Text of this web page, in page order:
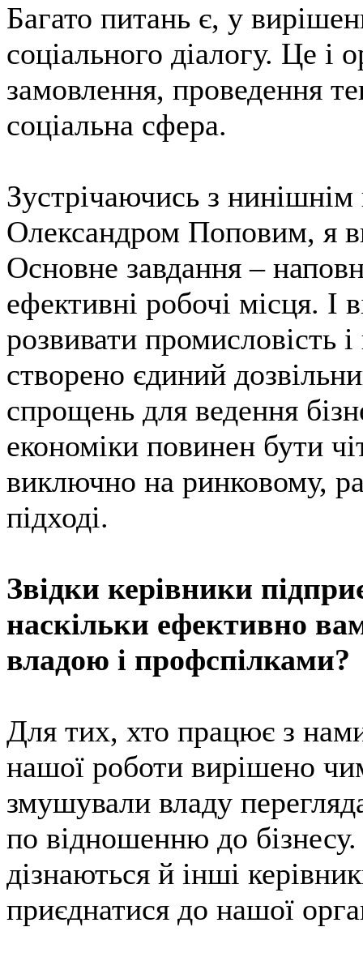
Багато питань є, у
соціального діалогу. Це і
замовлення, проведення
соціальна сфера.
Зустрічаючись з нинішнім
Олександром Поповим, я
Основне завдання –
ефективні робочі місця. І
розвивати промисловість
створено єдиний
спрощень для ведення
економіки повинен бути
виключно на ринковому,
підході.
Звідки керівники
наскільки ефективно
владою і профспілками?
Для тих, хто працює з
нашої роботи вирішено
змушували владу
по відношенню до
дізнаються й інші
приєднатися до нашої